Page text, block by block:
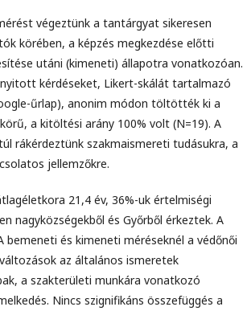
végeztünk a tantárgyat sikeresen
körében, a képzés megkezdése előtti
utáni (kimeneti) állapotra vonatkozóan.
kérdéseket, Likert-skálát tartalmazó
űrlap), anonim módon töltötték ki a
a kitöltési arány 100% volt (N=19). A
rákérdeztünk szakmaismereti tudásukra, a
jellemzőkre.
21,4 év, 36%-uk értelmiségi
nagyközségekből és Győrből érkeztek. A
és kimeneti méréseknél a védőnői
az általános ismeretek
a szakterületi munkára vonatkozó
Nincs szignifikáns összefüggés a